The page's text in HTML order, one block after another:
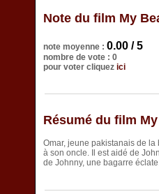
Note du film My
note moyenne : 0.00 / 5
nombre de vote : 0
pour voter cliquez ici
Résumé du film
Omar, jeune pakistanais de
à son oncle. Il est aidé de
de Johnny, une bagarre